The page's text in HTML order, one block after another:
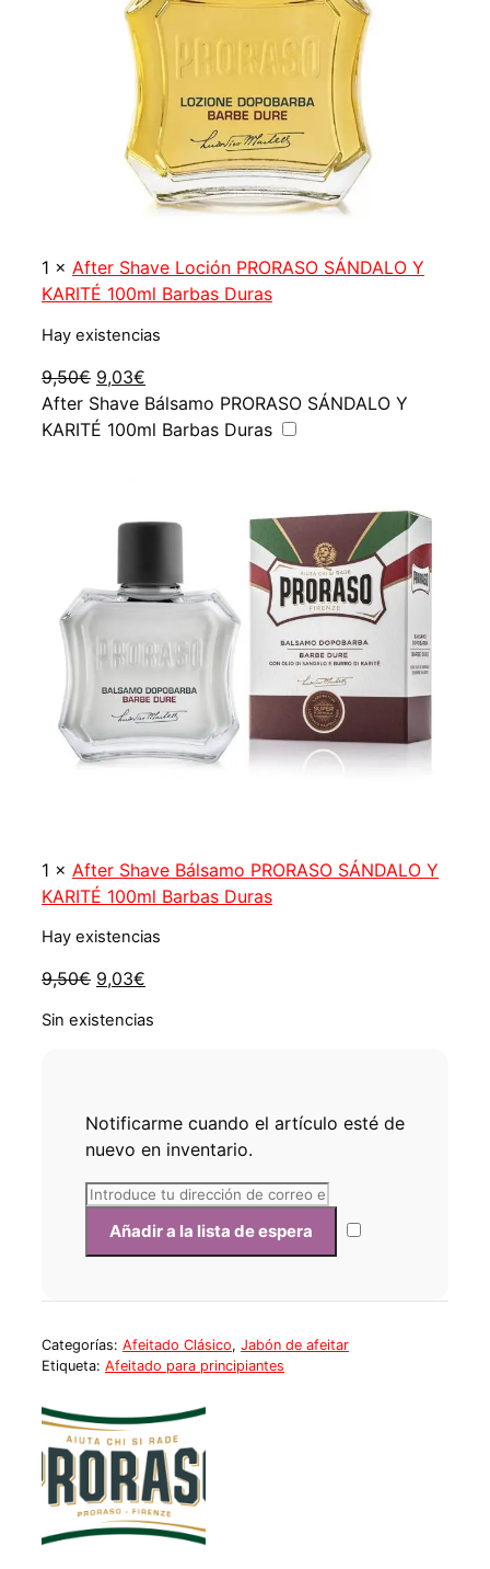
1 × After Shave Loción PRORASO SÁNDALO Y
KARITÉ 100ml Barbas Duras
Hay existencias
9,50€ El
precio
original
9,03€
precio
actual
After Shave Bálsamo PRORASO SÁNDALO Y
KARITÉ 100ml Barbas Duras
1 × After Shave Bálsamo PRORASO SÁNDALO Y
KARITÉ 100ml Barbas Duras
Hay existencias
9,50€ El
original
9,03€
actual
Sin existencias
Notificarme cuando el artículo esté de
nuevo en inventario.
Categorías: Afeitado Clásico, Jabón de afeitar
Etiqueta: Afeitado para principiantes